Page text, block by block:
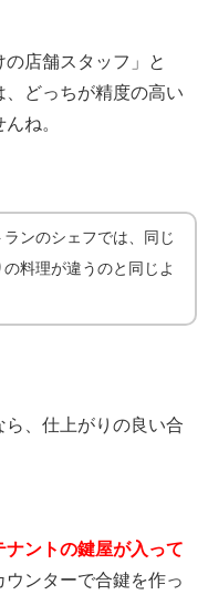
の店舗スタッフ」と
、どっちが精度の高い
ね。
ンのシェフでは、同じ
料理が違うのと同じよ
、仕上がりの良い合
ントの鍵屋が入って
ウンターで合鍵を作っ